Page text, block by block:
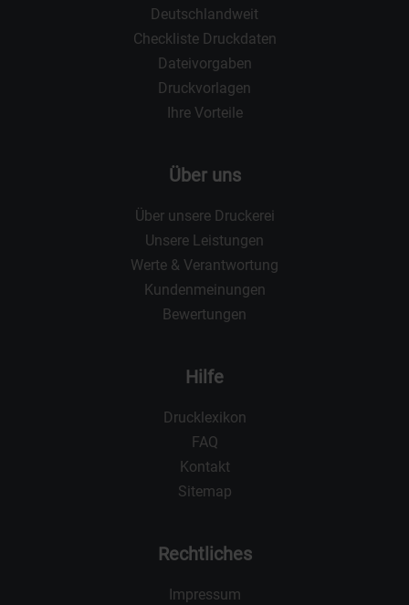
Deutschlandweit
Checkliste Druckdaten
Dateivorgaben
Druckvorlagen
Ihre Vorteile
Über uns
Über unsere Druckerei
Unsere Leistungen
Werte & Verantwortung
Kundenmeinungen
Bewertungen
Hilfe
Drucklexikon
FAQ
Kontakt
Sitemap
Rechtliches
Impressum